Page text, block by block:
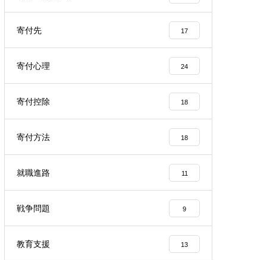
寄付先 17
寄付心理 24
寄付控除 18
寄付方法 18
就職進路 11
戦争問題 9
教育支援 13